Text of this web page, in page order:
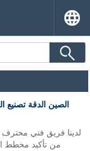
الصين الدقة تصنيع
لدينا فريق فني محترف
من تأكيد مخطط